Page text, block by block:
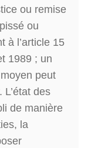
ou remise
ou
à l’article 15
1989 ; un
peut
des
de manière
la